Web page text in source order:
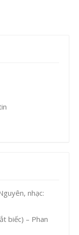
nhạc:
biếc) – Phan